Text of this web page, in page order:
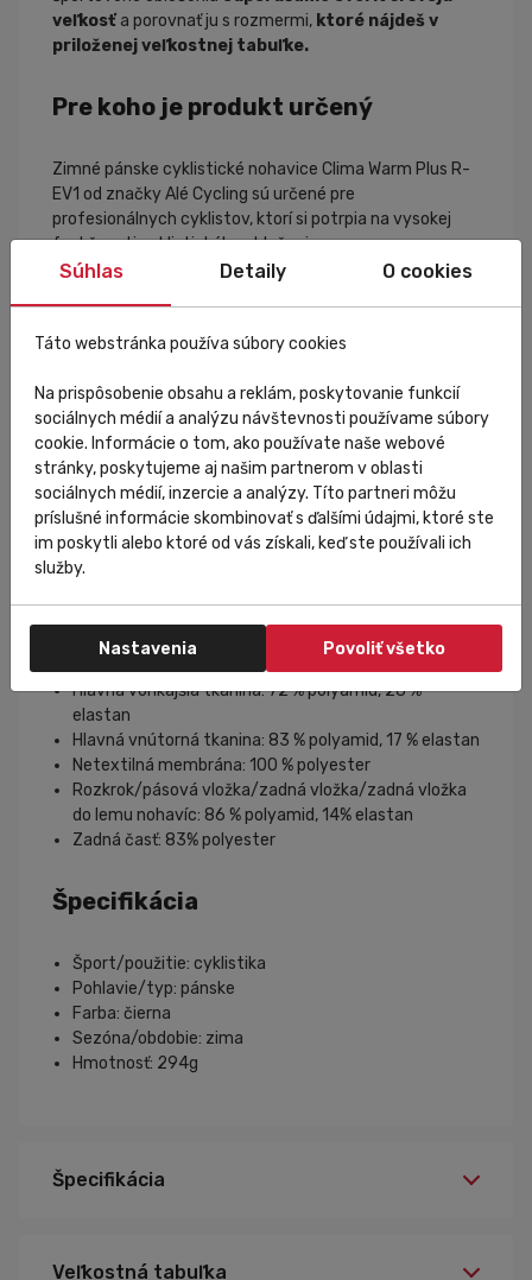
veľkosťa porovnať ju s rozmermi, ktoré nájdeš v
priloženej veľkostnej tabuľke.
Pre koho je produkt určený
Zimné pánske cyklistické nohavice Clima Warm Plus R-
EV1 od značky Alé Cycling sú určené pre
profesionálnych cyklistov, ktorí si potrpia na vysokej
funkčnosti cyklistického oblečenia.
Vlastnosti produktu
vetruvzdorné, priedušné a vodoodpudivé materiály
reflexné prvky pre zvýšenú viditeľnosť
vhodné pre teplotu od 0 do 10 °C
Cyklistická vložkaDouble Ergo 8HF – to najlepšie
čo Alé ponúka
látkaB-hot thermo DWR
ploché elastické švy zaručujú pohodlné nosenie a
minimalizujú otlaky
Materiál
Hlavná vonkajšia tkanina: 72 % polyamid, 28 %
elastan
Hlavná vnútorná tkanina: 83 % polyamid, 17 % elastan
Netextilná membrána: 100 % polyester
Rozkrok/pásová vložka/zadná vložka/zadná vložka
do lemu nohavíc: 86 % polyamid, 14% elastan
Zadná časť: 83% polyester
Špecifikácia
Šport/použitie: cyklistika
Pohlavie/typ: pánske
Farba: čierna
Sezóna/obdobie: zima
Hmotnosť: 294g
Špecifikácia
Veľkostná tabuľka
Súhlas Detaily O cookies
Táto webstránka používa súbory cookies
Na prispôsobenie obsahu a reklám, poskytovanie funkcií
sociálnych médií a analýzu návštevnosti používame súbory
cookie. Informácie o tom, ako používate naše webové
stránky, poskytujeme aj našim partnerom v oblasti
sociálnych médií, inzercie a analýzy. Títo partneri môžu
príslušné informácie skombinovať s ďalšími údajmi, ktoré ste
im poskytli alebo ktoré od vás získali, keď ste používali ich
služby.
Nastavenia Povoliť všetko